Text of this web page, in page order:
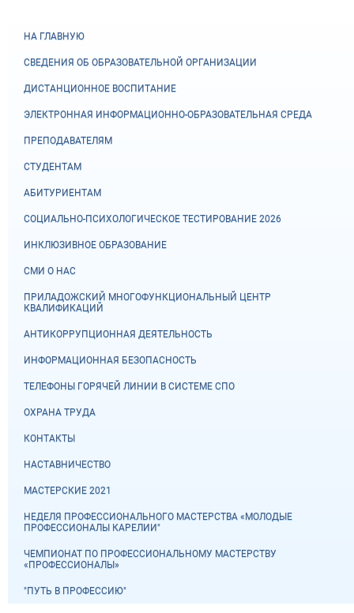
НА ГЛАВНУЮ
СВЕДЕНИЯ ОБ ОБРАЗОВАТЕЛЬНОЙ ОРГАНИЗАЦИИ
ДИСТАНЦИОННОЕ ВОСПИТАНИЕ
ЭЛЕКТРОННАЯ ИНФОРМАЦИОННО-ОБРАЗОВАТЕЛЬНАЯ СРЕДА
ПРЕПОДАВАТЕЛЯМ
СТУДЕНТАМ
АБИТУРИЕНТАМ
СОЦИАЛЬНО-ПСИХОЛОГИЧЕСКОЕ ТЕСТИРОВАНИЕ 2026
ИНКЛЮЗИВНОЕ ОБРАЗОВАНИЕ
СМИ О НАС
ПРИЛАДОЖСКИЙ МНОГОФУНКЦИОНАЛЬНЫЙ ЦЕНТР
КВАЛИФИКАЦИЙ
АНТИКОРРУПЦИОННАЯ ДЕЯТЕЛЬНОСТЬ
ИНФОРМАЦИОННАЯ БЕЗОПАСНОСТЬ
ТЕЛЕФОНЫ ГОРЯЧЕЙ ЛИНИИ В СИСТЕМЕ СПО
ОХРАНА ТРУДА
КОНТАКТЫ
НАСТАВНИЧЕСТВО
МАСТЕРСКИЕ 2021
НЕДЕЛЯ ПРОФЕССИОНАЛЬНОГО МАСТЕРСТВА «МОЛОДЫЕ
ПРОФЕССИОНАЛЫ КАРЕЛИИ"
ЧЕМПИОНАТ ПО ПРОФЕССИОНАЛЬНОМУ МАСТЕРСТВУ
«ПРОФЕССИОНАЛЫ»
"ПУТЬ В ПРОФЕССИЮ"